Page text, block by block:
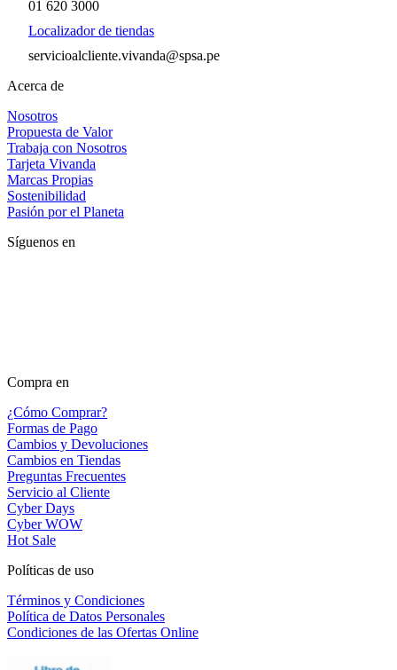
01 620 3000
Localizador de tiendas
servicioalcliente.vivanda@spsa.pe
Acerca de
Nosotros
Propuesta de Valor
Trabaja con Nosotros
Tarjeta Vivanda
Marcas Propias
Sostenibilidad
Pasión por el Planeta
Síguenos en
Compra en
¿Cómo Comprar?
Formas de Pago
Cambios y Devoluciones
Cambios en Tiendas
Preguntas Frecuentes
Servicio al Cliente
Cyber Days
Cyber WOW
Hot Sale
Políticas de uso
Términos y Condiciones
Política de Datos Personales
Condiciones de las Ofertas Online